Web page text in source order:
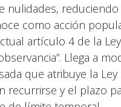
como acción
artículo 4 de la
Llega a
que atribuye la
recurrirse y el plazo